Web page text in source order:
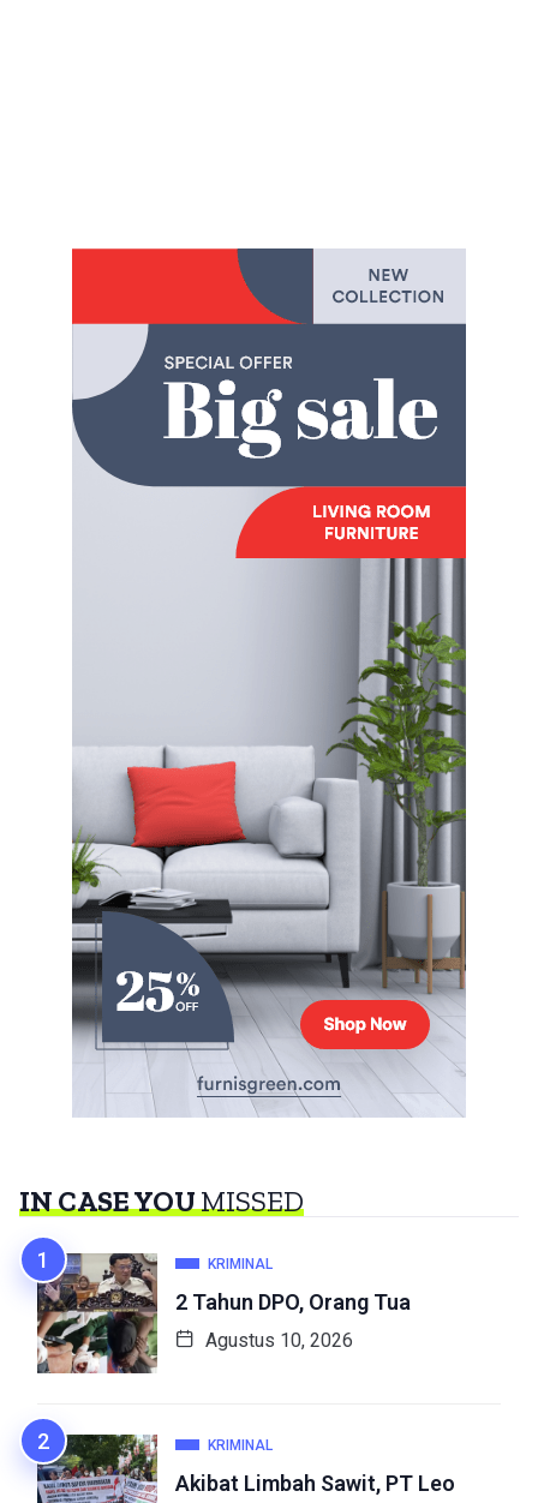
IN CASE YOUMISSED
KRIMINAL
2 Tahun DPO, Orang Tua
Agustus 10, 2026
KRIMINAL
Akibat Limbah Sawit, PT Leo